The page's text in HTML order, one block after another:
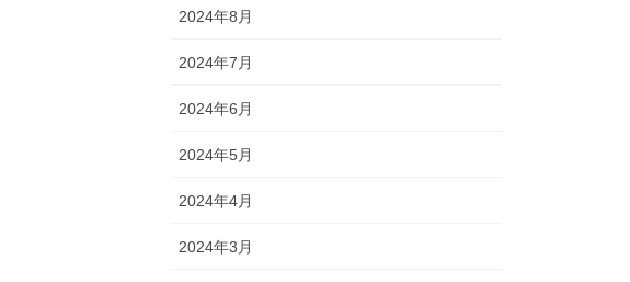
2024年8月
2024年7月
2024年6月
2024年5月
2024年4月
2024年3月